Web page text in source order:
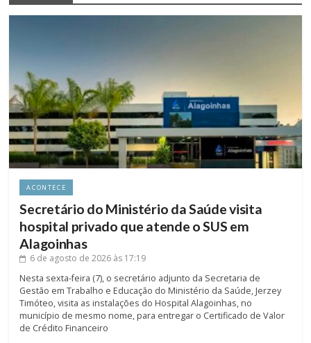
ACONTECE
Secretário do Ministério da Saúde visita
hospital privado que atende o SUS em
Alagoinhas
6 de agosto de 2026 às 17:19
Nesta sexta-feira (7), o secretário adjunto da Secretaria de
Gestão em Trabalho e Educação do Ministério da Saúde, Jerzey
Timóteo, visita as instalações do Hospital Alagoinhas, no
município de mesmo nome, para entregar o Certificado de Valor
de Crédito Financeiro